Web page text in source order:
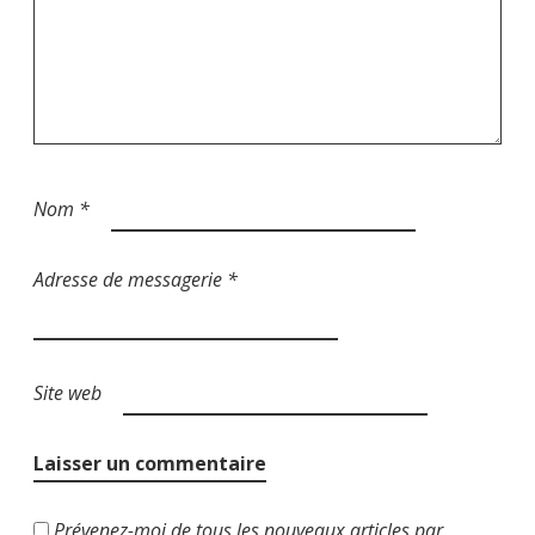
Nom *
Adresse de messagerie *
Site web